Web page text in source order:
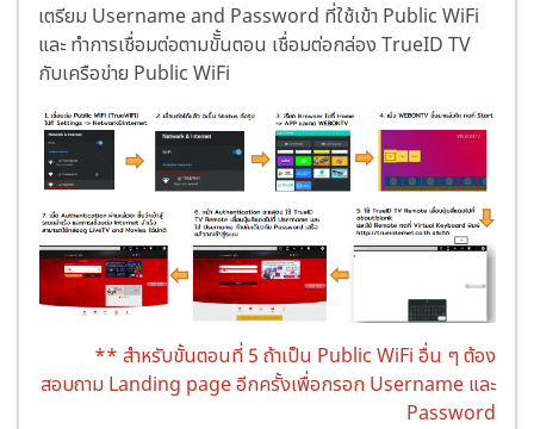
เตรียม Username and Password ที่ใช้เข้า Public WiFi
และ ทำการเชื่อมต่อตามขัั้นตอน เชื่อมต่อกล่อง TrueID TV
กับเครือข่าย Public WiFi
** สำหรับขั้นตอนที่ 5 ถ้าเป็น Public WiFi อื่น ๆ ต้อง
สอบถาม Landing page อีกครั้งเพื่อกรอก Username และ
Password